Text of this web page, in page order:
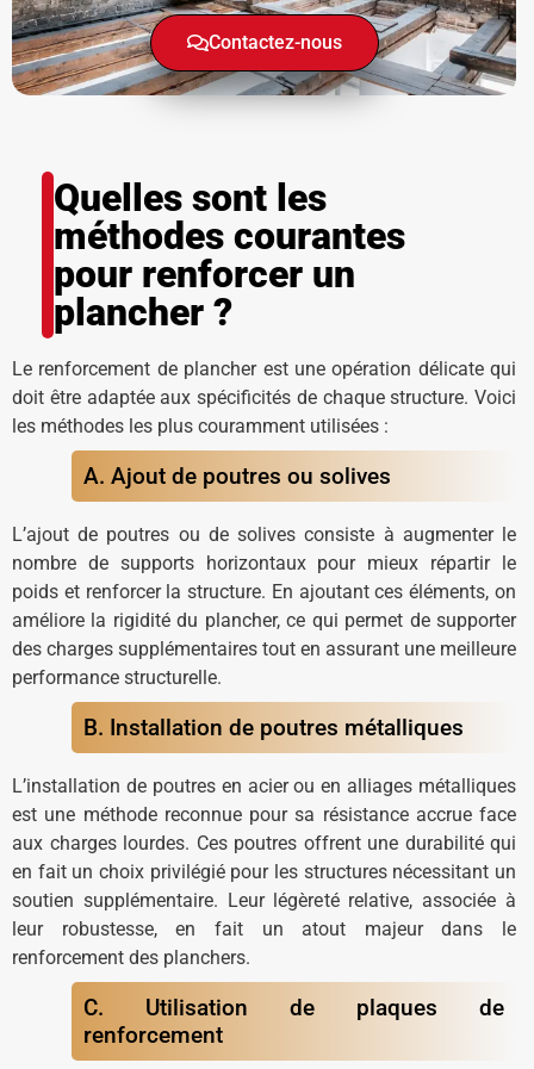
Contactez-nous
Quelles sont les
méthodes courantes
pour renforcer un
plancher ?
Le renforcement de plancher est une opération délicate qui
doit être adaptée aux spécificités de chaque structure. Voici
les méthodes les plus couramment utilisées :
A. Ajout de poutres ou solives
L’ajout de poutres ou de solives consiste à augmenter le
nombre de supports horizontaux pour mieux répartir le
poids et renforcer la structure. En ajoutant ces éléments, on
améliore la rigidité du plancher, ce qui permet de supporter
des charges supplémentaires tout en assurant une meilleure
performance structurelle.
B. Installation de poutres métalliques
L’installation de poutres en acier ou en alliages métalliques
est une méthode reconnue pour sa résistance accrue face
aux charges lourdes. Ces poutres offrent une durabilité qui
en fait un choix privilégié pour les structures nécessitant un
soutien supplémentaire. Leur légèreté relative, associée à
leur robustesse, en fait un atout majeur dans le
renforcement des planchers.
C. Utilisation de plaques de
renforcement